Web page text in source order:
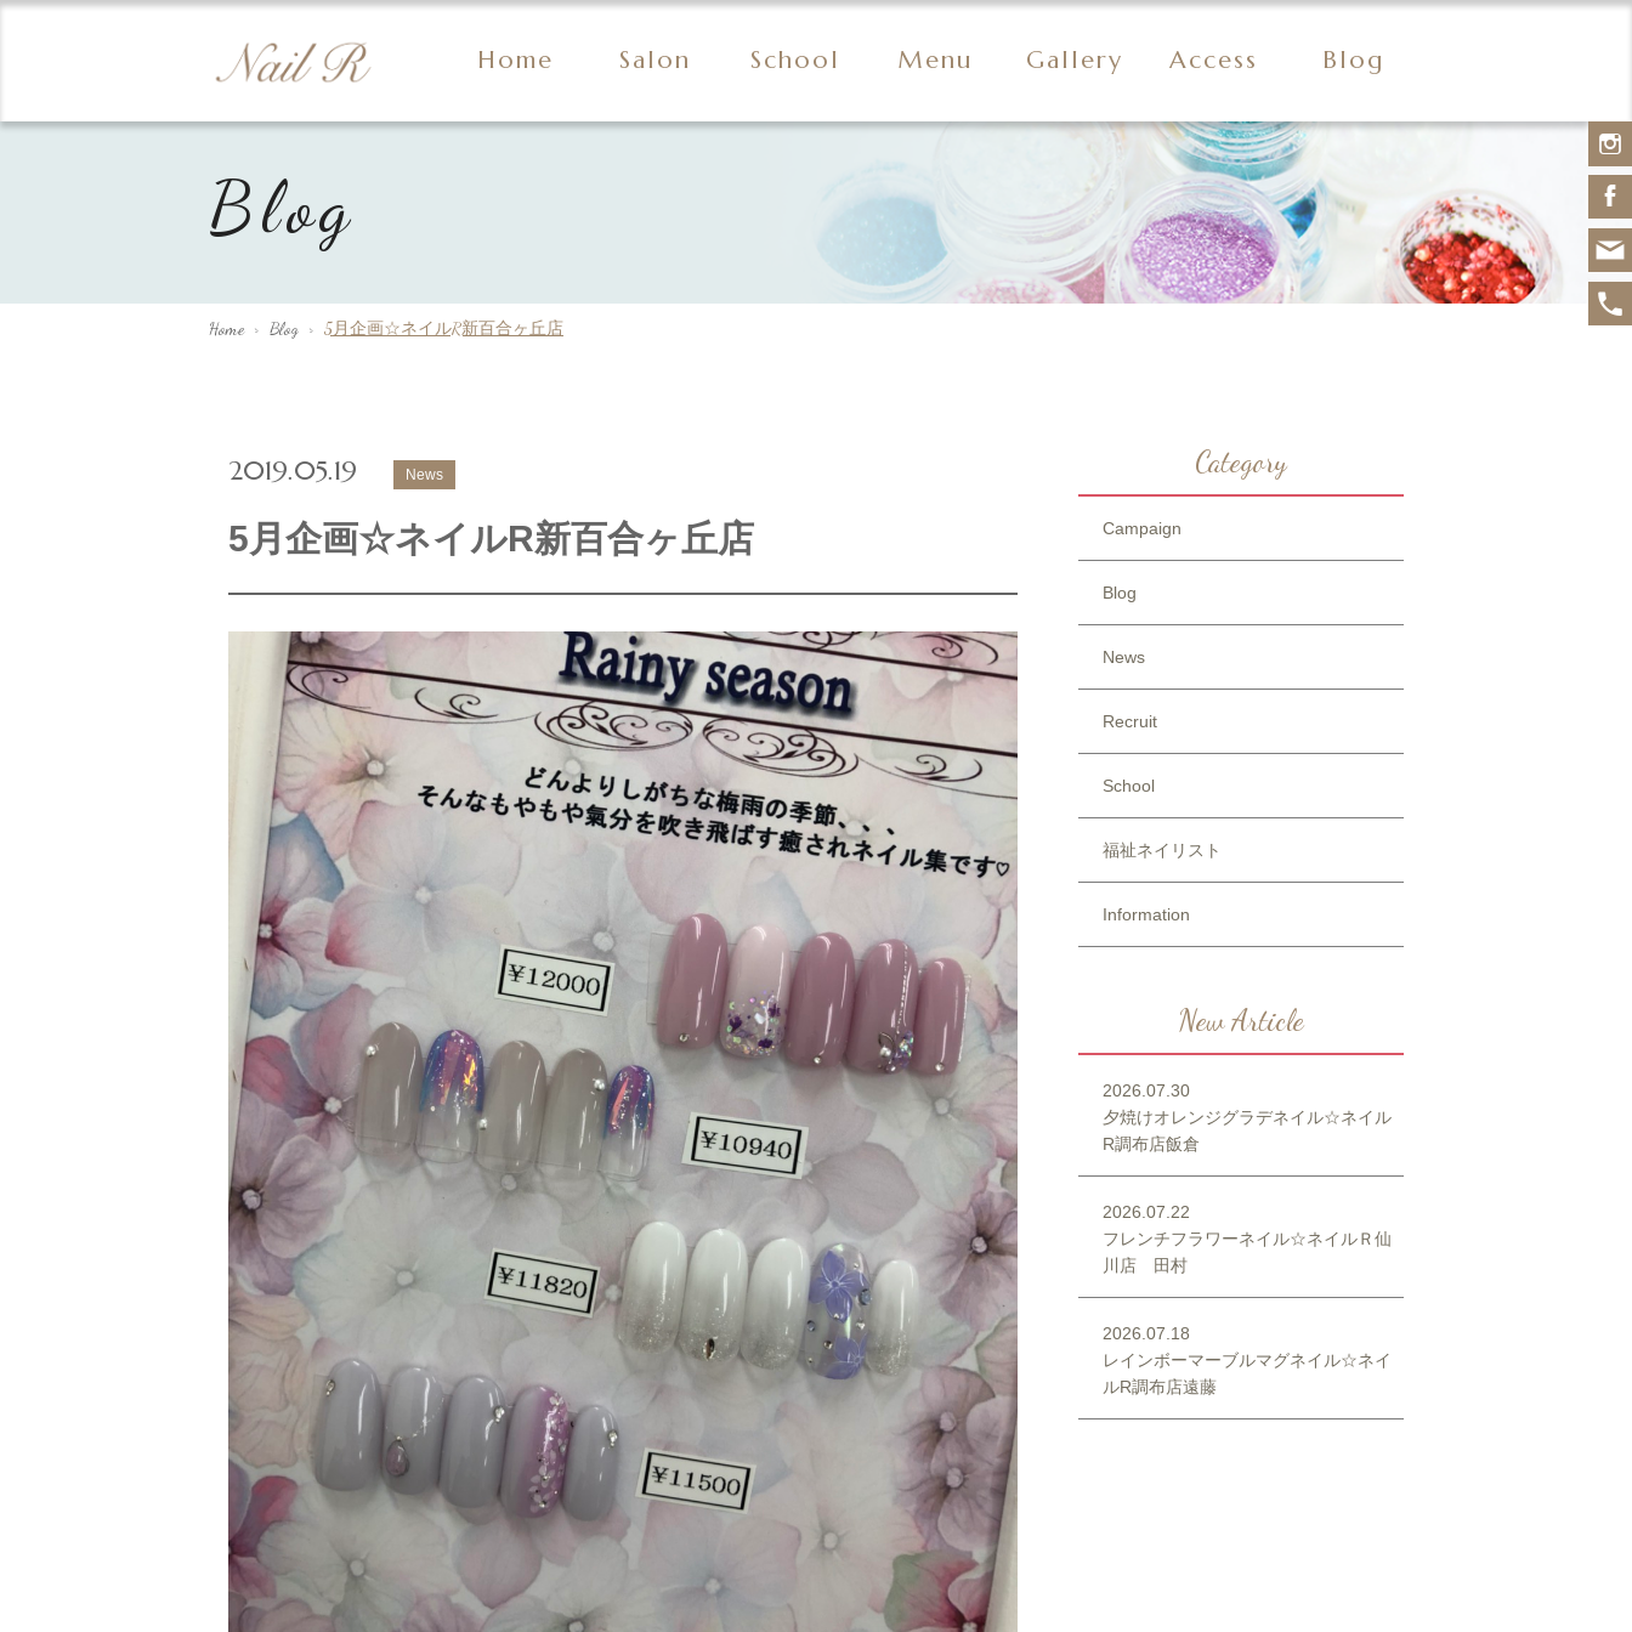
Home Salon School Menu Gallery Access Blog
Blog
Home> Blog > 5月企画☆ネイルR新百合ヶ丘店
2019.05.19 News
5月企画☆ネイルR新百合ヶ丘店
Category
Campaign
Blog
News
Recruit
School
福祉ネイリスト
Information
New Article
2026.07.30
夕焼けオレンジグラデネイル☆ネイル
R調布店飯倉
2026.07.22
フレンチフラワーネイル☆ネイルＲ仙
川店 田村
2026.07.18
レインボーマーブルマグネイル☆ネイ
ルR調布店遠藤